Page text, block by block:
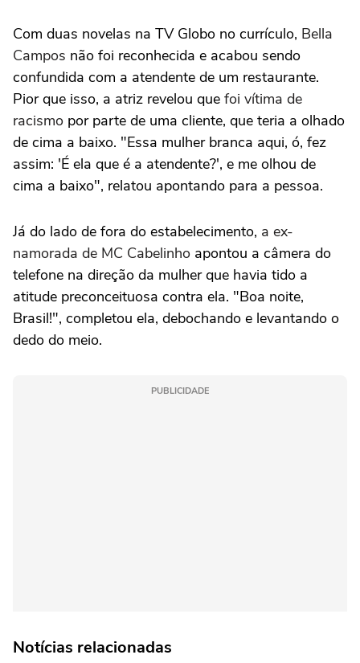
Com duas novelas na TV Globo no currículo, Bella
Campos não foi reconhecida e acabou sendo
confundida com a atendente de um restaurante.
Pior que isso, a atriz revelou que foi vítima de
racismo por parte de uma cliente, que teria a olhado
de cima a baixo. "Essa mulher branca aqui, ó, fez
assim: 'É ela que é a atendente?', e me olhou de
cima a baixo", relatou apontando para a pessoa.
Já do lado de fora do estabelecimento, a ex-
namorada de MC Cabelinho apontou a câmera do
telefone na direção da mulher que havia tido a
atitude preconceituosa contra ela. "Boa noite,
Brasil!", completou ela, debochando e levantando o
dedo do meio.
PUBLICIDADE
Notícias relacionadas